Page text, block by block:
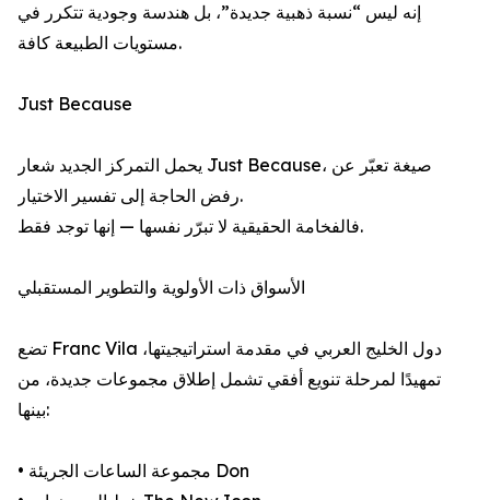
إنه ليس “نسبة ذهبية جديدة”، بل هندسة وجودية تتكرر في
مستويات الطبيعة كافة.
Just Because
يحمل التمركز الجديد شعار Just Because، صيغة تعبّر عن
رفض الحاجة إلى تفسير الاختيار.
فالفخامة الحقيقية لا تبرّر نفسها — إنها توجد فقط.
الأسواق ذات الأولوية والتطوير المستقبلي
تضع Franc Vila دول الخليج العربي في مقدمة استراتيجيتها،
تمهيدًا لمرحلة تنويع أفقي تشمل إطلاق مجموعات جديدة، من
بينها:
• مجموعة الساعات الجريئة Don